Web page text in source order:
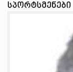
სპორტსმენები